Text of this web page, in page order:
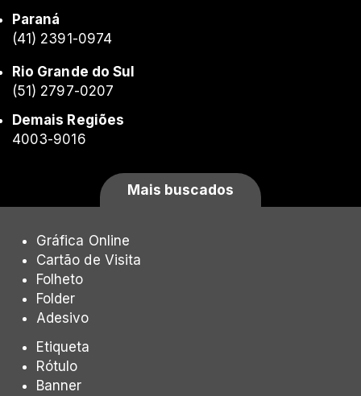
Paraná
(41) 2391-0974
Rio Grande do Sul
(51) 2797-0207
Demais Regiões
4003-9016
Mais buscados
Gráfica Online
Cartão de Visita
Folheto
Folder
Adesivo
Etiqueta
Rótulo
Banner